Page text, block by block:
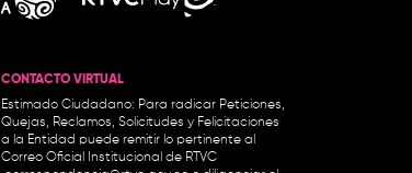
CONTACTO VIRTUAL
Estimado Ciudadano: Para radicar Peticiones,
Quejas, Reclamos, Solicitudes y Felicitaciones
a la Entidad puede remitir lo pertinente al
Correo Oficial Institucional de RTVC